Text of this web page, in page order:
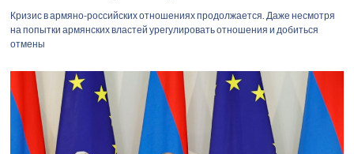
Кризис в армяно-российских отношениях продолжается. Даже несмотря
на попытки армянских властей урегулировать отношения и добиться
отмены